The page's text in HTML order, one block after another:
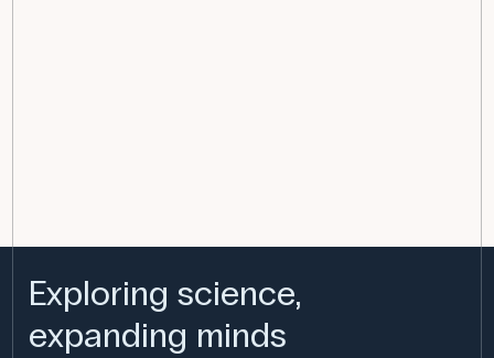
Exploring science,
expanding minds